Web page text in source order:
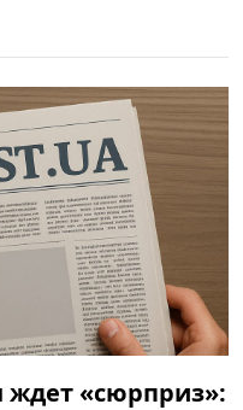
«сюрприз»: